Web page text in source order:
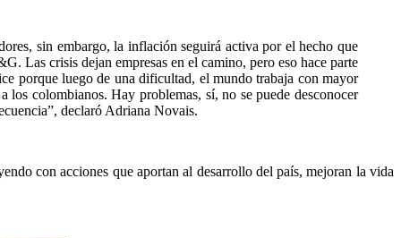
sin embargo, la inflación seguirá activa por el hecho que
Las crisis dejan empresas en el camino, pero eso hace parte
porque luego de una dificultad, el mundo trabaja con mayor
colombianos. Hay problemas, sí, no se puede desconocer
declaró Adriana Novais.
con acciones que aportan al desarrollo del país, mejoran la vida